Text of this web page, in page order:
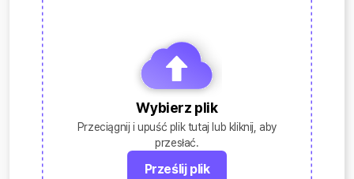
Wybierz plik
Przeciągnij i upuść plik tutaj lub kliknij, aby
przesłać.
Prześlij plik